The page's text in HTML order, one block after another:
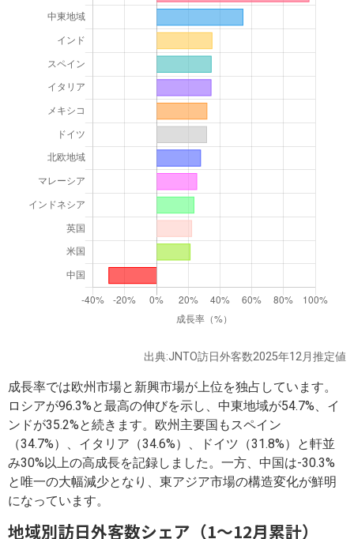
出典:JNTO訪日外客数2025年12月推定値
成長率では欧州市場と新興市場が上位を独占しています。
ロシアが96.3%と最高の伸びを示し、中東地域が54.7%、イ
ンドが35.2%と続きます。欧州主要国もスペイン
（34.7%）、イタリア（34.6%）、ドイツ（31.8%）と軒並
み30%以上の高成長を記録しました。一方、中国は-30.3%
と唯一の大幅減少となり、東アジア市場の構造変化が鮮明
になっています。
地域別訪日外客数シェア（1～12月累計）